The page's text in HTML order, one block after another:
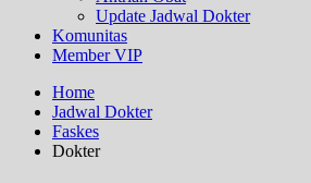
Update Jadwal Dokter
Komunitas
Member VIP
Home
Jadwal Dokter
Faskes
Dokter